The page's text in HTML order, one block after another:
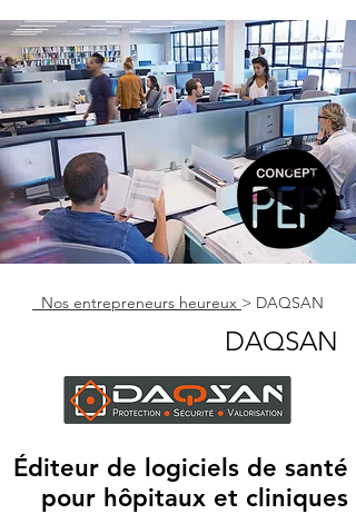
DAQSAN
Éditeur de logiciels de santé
pour hôpitaux et cliniques
Nos entrepreneurs heureux > DAQSAN